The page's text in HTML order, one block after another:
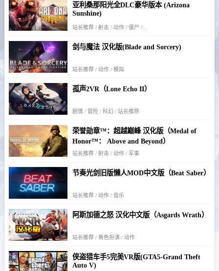
亚利桑那阳光全DLC豪华版本 (Arizona
Sunshine)
站长推荐 / 射击 / 动作 / 僵尸 / 恐怖 / 生存
剑与魔法 汉化版(Blade and Sorcery)
站长推荐 / 动作 / 模拟
孤声2VR（Lone Echo II）
剧情 / 冒险 / 科幻 / 站长推荐
荣誉勋章™：超越巅峰 汉化版（Medal of
Honor™： Above and Beyond）
站长推荐 / 射击 / 动作 / 军事
节奏光剑旧版懒人MOD中文版（Beat Saber）
站长推荐 / 动作 / 音乐
阿斯加德之怒 汉化中文版（Asgards Wrath）
站长推荐 / 角色扮演 / 动作
侠盗猎车手5完美VR版(GTA5-Grand Theft
Auto V)